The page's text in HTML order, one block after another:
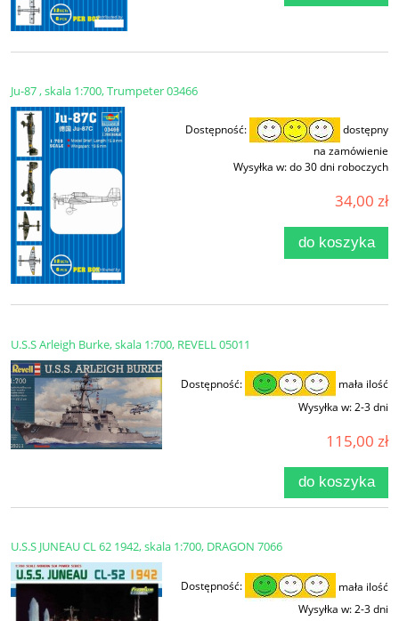
Ju-87 , skala 1:700, Trumpeter 03466
Dostępność:
dostępny
na zamówienie
Wysyłka w:do 30 dni roboczych
34,00 zł
do koszyka
U.S.S Arleigh Burke, skala 1:700, REVELL 05011
Dostępność:
mała ilość
Wysyłka w:2-3 dni
115,00 zł
do koszyka
U.S.S JUNEAU CL 62 1942, skala 1:700, DRAGON 7066
Dostępność:
mała ilość
Wysyłka w:2-3 dni